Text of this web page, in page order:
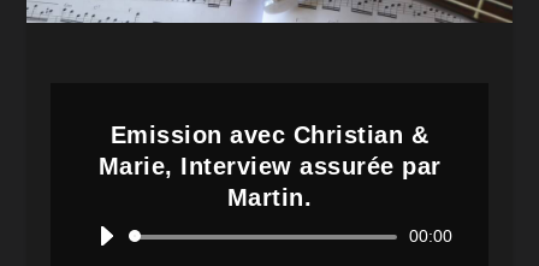
Emission avec Christian &
Marie, Interview assurée par
Martin.
Lecteur
00:00